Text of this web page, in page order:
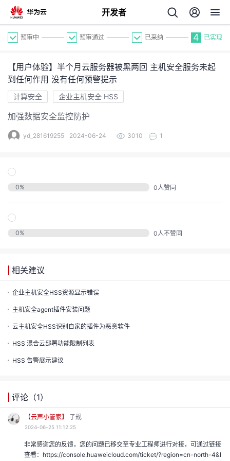
开发者
个
主
页
的
开
发
的
客
我
论
的
子
我
直
的
动
我
关
预审中 预审通过 已采纳 4 已实现
【用户体验】半个月云服务器被黑两回 主机安全服务未起
到任何作用 没有任何预警提示
计算安全 企业主机安全 HSS
加强数据安全监控防护
yd_281619255 2024-06-24 3010 1
0% 0人赞同
0% 0人不赞同
相关建议
企业主机安全HSS资源显示错误
主机安全agent插件安装问题
云主机安全HSS识别自家的插件为恶意软件
HSS 混合云部署功能限制列表
HSS 告警展示建议
评论（1）
【云声小管家】 子规
2024-06-25 11:12:25
非常感谢您的反馈，您的问题已移交至专业工程师进行对接，可通过链接
查看：https://console.huaweicloud.com/ticket/?region=cn-north-4&l